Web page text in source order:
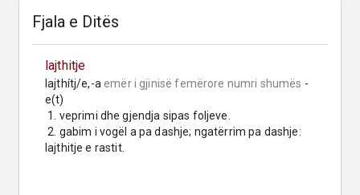
Fjala e Ditës
lajthitje
lajthítj/e,-a emër i gjinisë femërore numri shumës -
e(t)
2. gabim i vogël a pa dashje; ngatërrim pa dashje:
lajthitje e rastit.